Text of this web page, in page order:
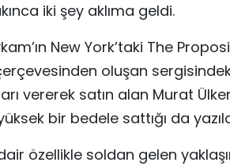
iki şey aklıma geldi.
New York’taki The
oluşan
vererek satın alan Murat
bir bedele sattığı da
özellikle soldan gelen